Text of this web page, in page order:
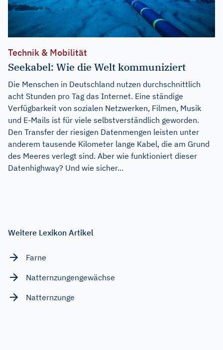
Technik & Mobilität
Seekabel: Wie die Welt kommuniziert
Die Menschen in Deutschland nutzen durchschnittlich
acht Stunden pro Tag das Internet. Eine ständige
Verfügbarkeit von sozialen Netzwerken, Filmen, Musik
und E-Mails ist für viele selbstverständlich geworden.
Den Transfer der riesigen Datenmengen leisten unter
anderem tausende Kilometer lange Kabel, die am Grund
des Meeres verlegt sind. Aber wie funktioniert dieser
Datenhighway? Und wie sicher...
Weitere Lexikon Artikel
Farne
Natternzungengewächse
Natternzunge